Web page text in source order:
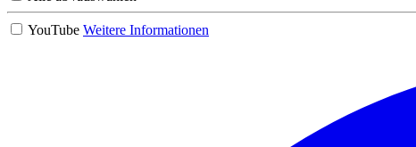
YouTube Weitere Informationen